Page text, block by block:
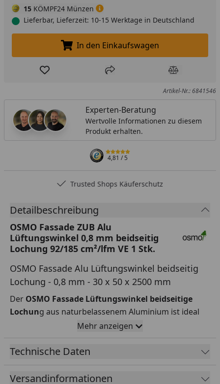
15 KÖMPF24 Münzen
Lieferbar, Lieferzeit: 10-15 Werktage in Deutschland
In den Einkaufswagen legen
In den Einkaufswagen
Produkt zur Wunschliste hinzufügen
Teilen Produkt
Artikel-Nr.: 6841546
Experten-Beratung
Wertvolle Informationen zu diesem
Produkt erhalten.
4,81/ 5
Trusted Shops Käuferschutz
Detailbeschreibung
OSMO Fassade ZUB Alu
Lüftungswinkel 0,8 mm beidseitig
Lochung 92/185 cm²/lfm VE 1 Stk.
OSMO Fassade Alu Lüftungswinkel beidseitig
Lochung - 0,8 mm - 30 x 50 x 2500 mm
Der OSMO Fassade Lüftungswinkel beidseitige
Lochung aus naturbelassenem Aluminium ist ideal
für die Anwendung an Fassaden und sorgt für eine
effektive Hinterlüftung. Mit seiner beidseitigen
Rechtecklochung gewährleistet er eine optimale
Luftzirkulation und schützt gleichzeitig zuverlässig
vor Kleintieren und größeren Insekten. Die stabile
Mehr anzeigen
Technische Daten
Versandinformationen